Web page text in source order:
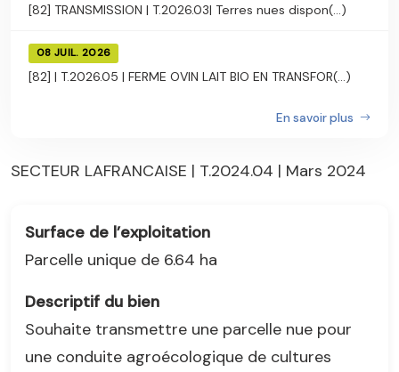
[82] TRANSMISSION | T.2026.03| Terres nues dispon(...)
08 JUIL. 2026
[82] | T.2026.05 | FERME OVIN LAIT BIO EN TRANSFOR(...)
En savoir plus
SECTEUR LAFRANCAISE | T.2024.04 | Mars 2024
Surface de l’exploitation
Parcelle unique de 6.64 ha
Descriptif du bien
Souhaite transmettre une parcelle nue pour
une conduite agroécologique de cultures